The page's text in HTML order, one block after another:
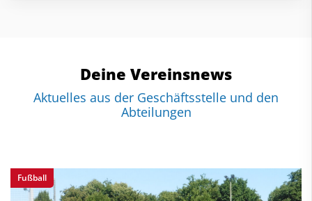
Deine Vereinsnews
Aktuelles aus der Geschäftsstelle und den
Abteilungen
Fußball